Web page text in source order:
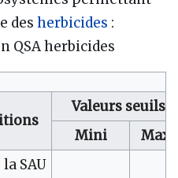
desherbicides :
QSA herbicides
Valeurs seuils
Mini
Maxi
SAU